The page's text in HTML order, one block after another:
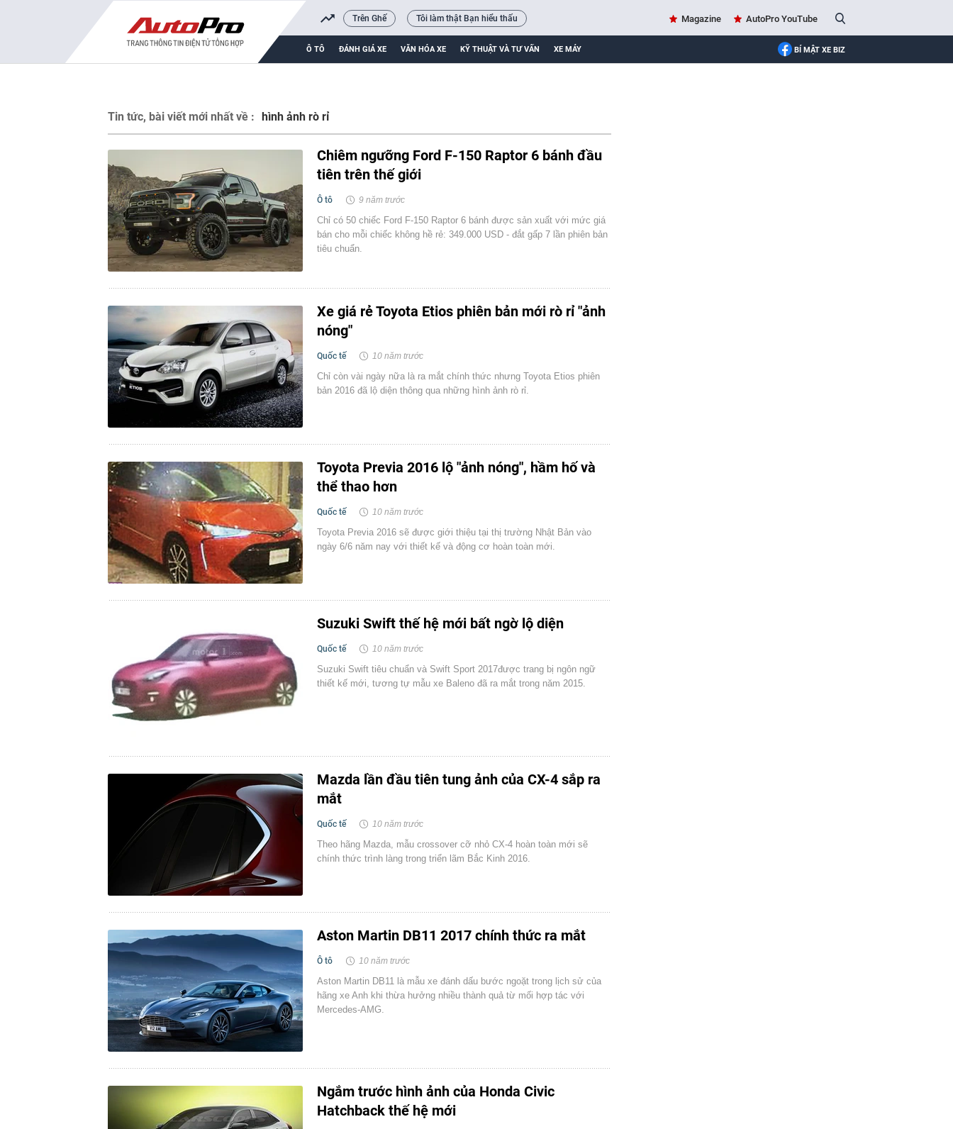
Trên Ghế Tôi làm thật Bạn hiểu thấu Magazine AutoPro YouTube
Ô TÔ ĐÁNH GIÁ XE VĂN HÓA XE KỸ THUẬT VÀ TƯ VẤN XE MÁY BÍ MẬT XE BIZ
Tin tức, bài viết mới nhất về : hình ảnh rò rỉ
Chiêm ngưỡng Ford F-150 Raptor 6 bánh đầu
tiên trên thế giới
Ô tô 9 năm trước
Chỉ có 50 chiếc Ford F-150 Raptor 6 bánh được sản xuất với mức giá
bán cho mỗi chiếc không hề rẻ: 349.000 USD - đắt gấp 7 lần phiên bản
tiêu chuẩn.
Xe giá rẻ Toyota Etios phiên bản mới rò rỉ "ảnh
nóng"
Quốc tế 10 năm trước
Chỉ còn vài ngày nữa là ra mắt chính thức nhưng Toyota Etios phiên
bản 2016 đã lộ diện thông qua những hình ảnh rò rỉ.
Toyota Previa 2016 lộ "ảnh nóng", hầm hố và
thể thao hơn
Quốc tế 10 năm trước
Toyota Previa 2016 sẽ được giới thiệu tại thị trường Nhật Bản vào
ngày 6/6 năm nay với thiết kế và động cơ hoàn toàn mới.
Suzuki Swift thế hệ mới bất ngờ lộ diện
Quốc tế 10 năm trước
Suzuki Swift tiêu chuẩn và Swift Sport 2017được trang bị ngôn ngữ
thiết kế mới, tương tự mẫu xe Baleno đã ra mắt trong năm 2015.
Mazda lần đầu tiên tung ảnh của CX-4 sắp ra
mắt
Quốc tế 10 năm trước
Theo hãng Mazda, mẫu crossover cỡ nhỏ CX-4 hoàn toàn mới sẽ
chính thức trình làng trong triển lãm Bắc Kinh 2016.
Aston Martin DB11 2017 chính thức ra mắt
Ô tô 10 năm trước
Aston Martin DB11 là mẫu xe đánh dấu bước ngoặt trong lịch sử của
hãng xe Anh khi thừa hưởng nhiều thành quả từ mối hợp tác với
Mercedes-AMG.
Ngắm trước hình ảnh của Honda Civic
Hatchback thế hệ mới